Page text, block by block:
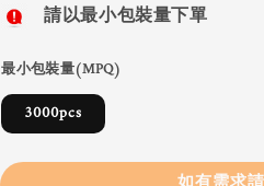
請以最小包裝量下單
最小包裝量(MPQ)
3000pcs